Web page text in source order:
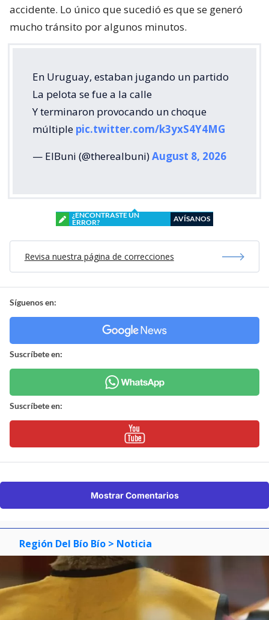
accidente. Lo único que sucedió es que se generó
mucho tránsito por algunos minutos.
En Uruguay, estaban jugando un partido
La pelota se fue a la calle
Y terminaron provocando un choque
múltiple pic.twitter.com/k3yxS4Y4MG
— ElBuni (@therealbuni)August 8, 2026
¿ENCONTRASTE UN
ERROR?
AVÍSANOS
Revisa nuestra página de correcciones
Síguenos en:
Suscríbete en:
Suscríbete en:
Mostrar Comentarios
Región Del Bío Bío > Noticia